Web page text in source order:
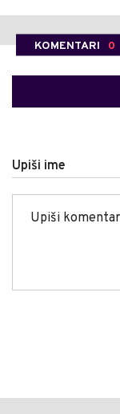
KOMENTARI 0
Upiši ime